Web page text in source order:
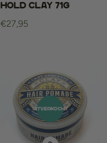
Hold Clay 71g
Normale
€27,95
UITVERKOCHT